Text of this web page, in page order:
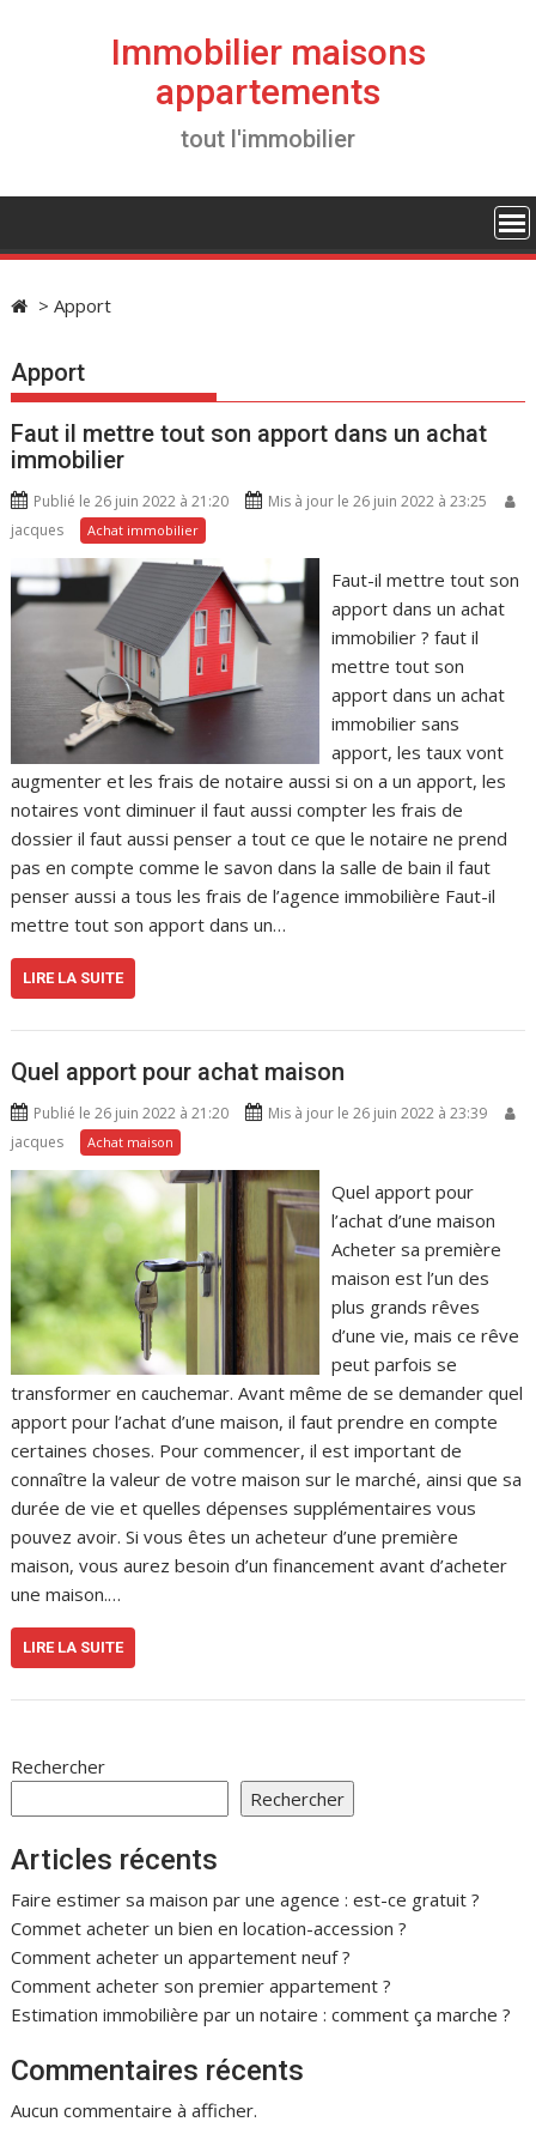
Immobilier maisons
appartements
tout l'immobilier
>Apport
Apport
Faut il mettre tout son apport dans un achat
immobilier
Publié le 26 juin 2022 à 21:20
Mis à jour le 26 juin 2022 à 23:25
jacques
Achat immobilier
Faut-il mettre tout son
apport dans un achat
immobilier ? faut il
mettre tout son
apport dans un achat
immobilier sans
apport, les taux vont
augmenter et les frais de notaire aussi si on a un apport, les
notaires vont diminuer il faut aussi compter les frais de
dossier il faut aussi penser a tout ce que le notaire ne prend
pas en compte comme le savon dans la salle de bain il faut
penser aussi a tous les frais de l’agence immobilière Faut-il
mettre tout son apport dans un…
LIRE LA SUITE
Quel apport pour achat maison
Publié le 26 juin 2022 à 21:20
Mis à jour le 26 juin 2022 à 23:39
jacques
Achat maison
Quel apport pour
l’achat d’une maison
Acheter sa première
maison est l’un des
plus grands rêves
d’une vie, mais ce rêve
peut parfois se
transformer en cauchemar. Avant même de se demander quel
apport pour l’achat d’une maison, il faut prendre en compte
certaines choses. Pour commencer, il est important de
connaître la valeur de votre maison sur le marché, ainsi que sa
durée de vie et quelles dépenses supplémentaires vous
pouvez avoir. Si vous êtes un acheteur d’une première
maison, vous aurez besoin d’un financement avant d’acheter
une maison.…
LIRE LA SUITE
Rechercher
Rechercher
Articles récents
Faire estimer sa maison par une agence : est-ce gratuit ?
Commet acheter un bien en location-accession ?
Comment acheter un appartement neuf ?
Comment acheter son premier appartement ?
Estimation immobilière par un notaire : comment ça marche ?
Commentaires récents
Aucun commentaire à afficher.